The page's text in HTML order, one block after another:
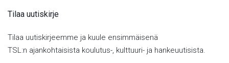
Tilaa uutiskirje
Tilaa uutiskirjeemme ja kuule ensimmäisenä
TSL:n ajankohtaisista koulutus-, kulttuuri- ja hankeuutisista.